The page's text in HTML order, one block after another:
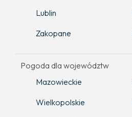
Lublin
Zakopane
Pogoda dla województw
Mazowieckie
Wielkopolskie